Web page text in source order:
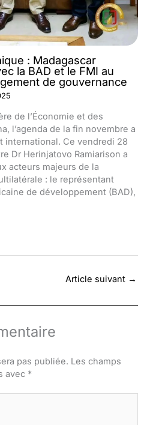
: Madagascar
la BAD et le FMI au
de gouvernance
de l’Économie et des
l’agenda de la fin novembre a
international. Ce vendredi 28
Dr Herinjatovo Ramiarison a
acteurs majeurs de la
: le représentant
de développement (BAD),
Article suivant →
pas publiée. Les champs
avec *